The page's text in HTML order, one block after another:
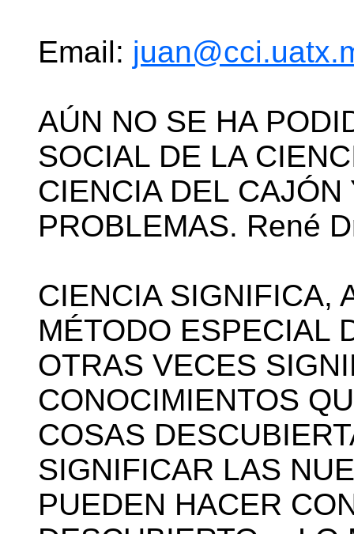
Email:
AÚN NO SE HA
SOCIAL DE LA
CIENCIA DEL
PROBLEMAS. René
CIENCIA SIGNIFICA,
MÉTODO ESPECIAL
OTRAS VECES
CONOCIMIENTOS
COSAS
SIGNIFICAR LAS
PUEDEN HACER